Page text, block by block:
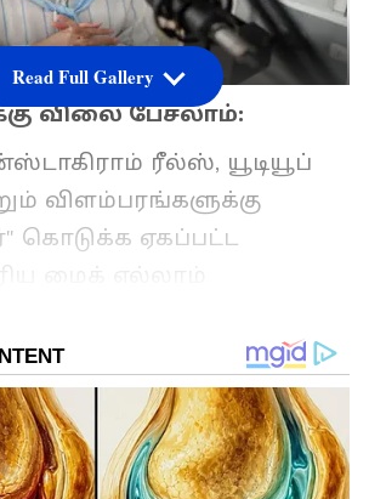
விலை பேசலாம்:
ரீல்ஸ், யூடியூப்
விளம்பரங்களுக்கு
கொடுக்க ஏகப்பட்ட
'Fiverr' அல்லது 'Upwork'
வாய்ஸ்
வீட்டில் இருந்தே
லட்சங்களில் சம்பாதிக்கலாம்!
Read Full Gallery